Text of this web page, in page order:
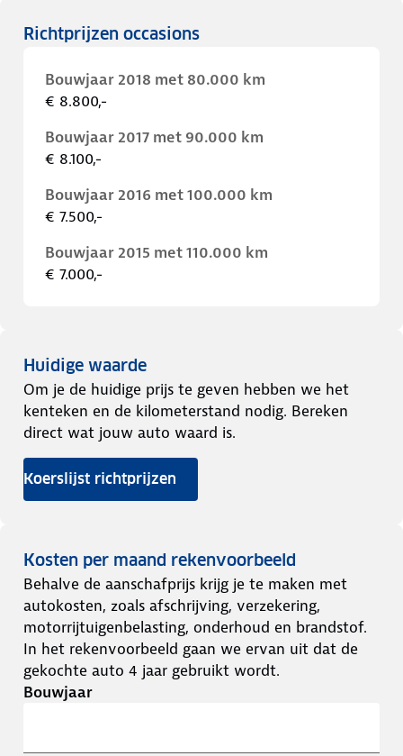
Richtprijzen occasions
Bouwjaar 2018 met 80.000 km
€ 8.800,-
Bouwjaar 2017 met 90.000 km
€ 8.100,-
Bouwjaar 2016 met 100.000 km
€ 7.500,-
Bouwjaar 2015 met 110.000 km
€ 7.000,-
Huidige waarde
Om je de huidige prijs te geven hebben we het
kenteken en de kilometerstand nodig. Bereken
direct wat jouw auto waard is.
Koerslijst richtprijzen
Kosten per maand rekenvoorbeeld
Behalve de aanschafprijs krijg je te maken met
autokosten, zoals afschrijving, verzekering,
motorrijtuigenbelasting, onderhoud en brandstof.
In het rekenvoorbeeld gaan we ervan uit dat de
gekochte auto 4 jaar gebruikt wordt.
Bouwjaar